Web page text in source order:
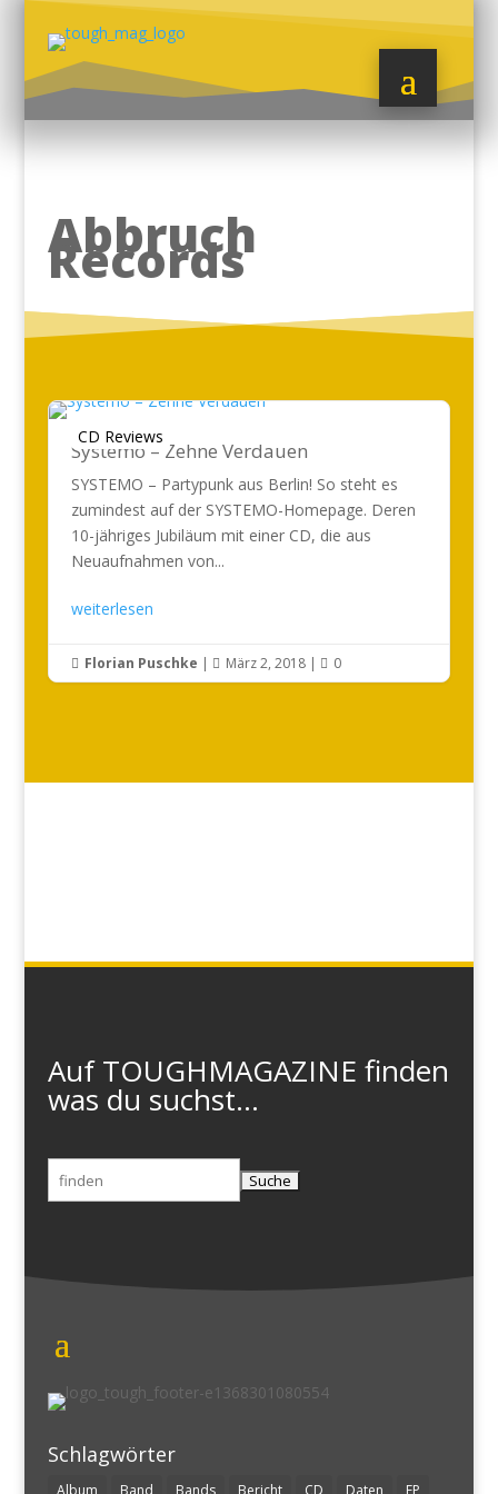
Abbruch
Records
CD Reviews
Systemo – Zehne Verdauen
SYSTEMO – Partypunk aus Berlin! So steht es
zumindest auf der SYSTEMO-Homepage. Deren
10-jähriges Jubiläum mit einer CD, die aus
Neuaufnahmen von...
weiterlesen
 Florian Puschke |  März 2, 2018|  0
Auf TOUGHMAGAZINE finden
was du suchst...
Suchen
nach:
Schlagwörter
Album Band Bands Bericht CD Daten EP